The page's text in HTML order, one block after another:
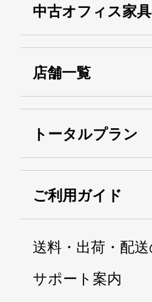
中古オフィス家
店舗一覧
トータルプラン
ご利用ガイド
送料・出荷・配
サポート案内